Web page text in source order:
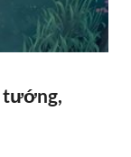
tướng,